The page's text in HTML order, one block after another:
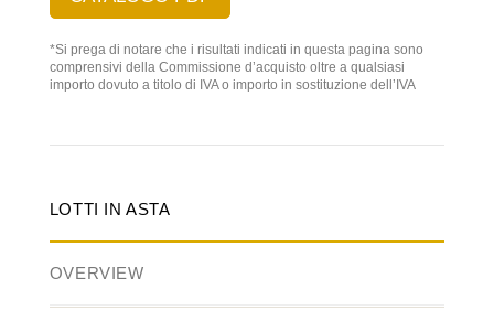
*Si prega di notare che i risultati indicati in questa pagina sono
comprensivi della Commissione d’acquisto oltre a qualsiasi
importo dovuto a titolo di IVA o importo in sostituzione dell’IVA
LOTTI IN ASTA
OVERVIEW